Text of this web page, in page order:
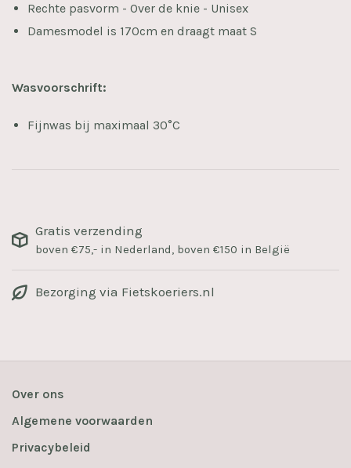
Rechte pasvorm - Over de knie - Unisex
Damesmodel is 170cm en draagt maat S
Wasvoorschrift:
Fijnwas bij maximaal 30°C
Gratis verzending
boven €75,- in Nederland, boven €150 in België
Bezorging via Fietskoeriers.nl
Over ons
Algemene voorwaarden
Privacybeleid